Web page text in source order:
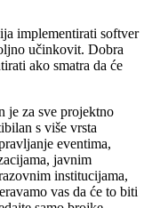
implementirati softver
učinkovit. Dobra
ako smatra da će
je za sve projektno
s više vrsta
eventima,
javnim
institucijama,
vas da će to biti